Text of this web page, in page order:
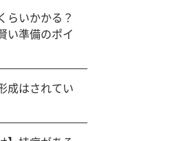
らいかかる？
い準備のポイ
成はされてい